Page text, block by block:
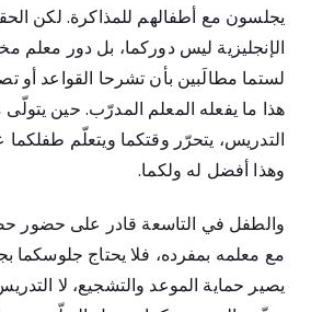
يجلسون مع أطفالهم للمذاكرة. لكن
الإنجليزية ليس دوركما، بل دور معلم
لستما مطالَبين بأن تشرحا القواعد أو
هذا ما يفعله المعلم المدرّب. حين
التدريس، يتحرّر وقتكما ويتعلّم
وهذا أفضل له ولكما.
والطفل في التاسعة قادر على حضور
مع معلمه بمفرده، فلا يحتاج جلوسكما
يصير حماية الموعد والتشجيع، لا